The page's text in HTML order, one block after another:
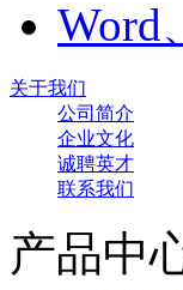
Word
关于我们
公司简介
企业文化
诚聘英才
联系我们
产品中